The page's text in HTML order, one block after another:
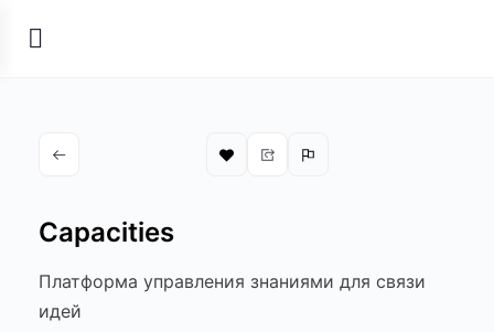
Capacities
Платформа управления знаниями для связи
идей